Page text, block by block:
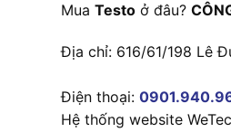
Mua Testo ở đâu?
Địa chỉ: 616/61/198 Lê
Điện thoại:
Hệ thống website